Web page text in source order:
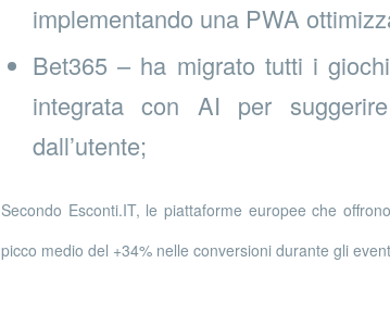
implementando una PWA
Bet365 – ha migrato tutti i
integrata con AI per
dall’utente;
Secondo Esconti.IT, le piattaforme europee che offrono
picco medio del +34% nelle conversioni durante gli